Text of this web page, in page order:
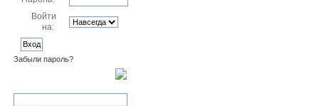
Войти
на:
Забыли пароль?